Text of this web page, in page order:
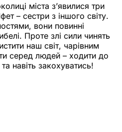
міста з’явилися три
– сестри з іншого світу.
вони повинні
Проте злі сили чинять
наш світ, чарівним
серед людей – ходити до
навіть закохуватись!